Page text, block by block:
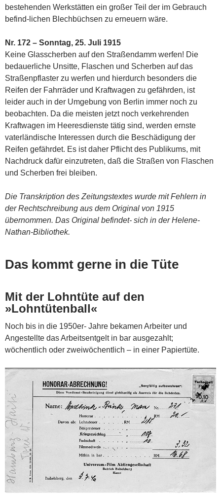
bestehenden Werkstätten ein großer Teil der im Gebrauch
befind-lichen Blechbüchsen zu erneuern wäre.
Nr. 172 – Sonntag, 25. Juli 1915
Keine Glasscherben auf den Straßendamm werfen! Die
bedauerliche Unsitte, Flaschen und Scherben auf das
Straßenpflaster zu werfen und hierdurch besonders die
Reifen der Fahrräder und Kraftwagen zu gefährden, ist
leider auch in der Umgebung von Berlin immer noch zu
beobachten. Da die meisten jetzt noch verkehrenden
Kraftwagen im Heeresdienste tätig sind, werden ernste
vaterländische Interessen durch die Beschädigung der
Reifen gefährdet. Es ist daher Pflicht des Publikums, mit
Nachdruck dafür einzutreten, daß die Straßen von Flaschen
und Scherben frei bleiben.
Die Transkription des Zeitungstextes wurde mit Fehlern in
der Rechtschreibung aus dem Original von 1915
übernommen. Das Original befindet- sich in der Helene-
Nathan-Bibliothek.
Das kommt gerne in die Tüte
Mit der Lohntüte auf den
»Lohntütenball«
Noch bis in die 1950er- Jahre bekamen Arbeiter und
Angestellte das Arbeitsentgelt in bar ausgezahlt;
wöchentlich oder zweiwöchentlich – in einer Papiertüte.